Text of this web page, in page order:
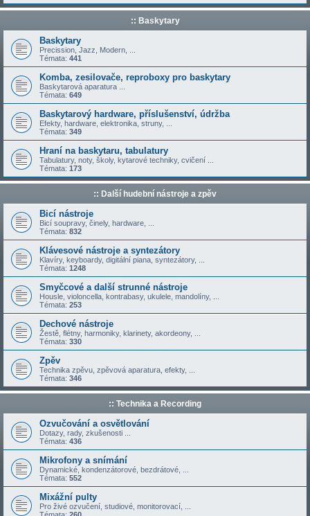
:: Baskytary
Baskytary
Precission, Jazz, Modern, ...
Témata: 441
Komba, zesilovače, reproboxy pro baskytary
Baskytarová aparatura ...
Témata: 649
Baskytarový hardware, příslušenství, údržba
Efekty, hardware, elektronika, struny, ...
Témata: 349
Hraní na baskytaru, tabulatury
Tabulatury, noty, školy, kytarové techniky, cvičení ...
Témata: 173
:: Další hudební nástroje a zpěv
Bicí nástroje
Bicí soupravy, činely, hardware, ...
Témata: 832
Klávesové nástroje a syntezátory
Klavíry, keyboardy, digitální piana, syntezátory, ...
Témata: 1248
Smyčcové a další strunné nástroje
Housle, violoncella, kontrabasy, ukulele, mandolíny, ...
Témata: 253
Dechové nástroje
Žestě, flétny, harmoniky, klarinety, akordeony, ...
Témata: 330
Zpěv
Technika zpěvu, zpěvová aparatura, efekty, ...
Témata: 346
:: Technika a Recording
Ozvučování a osvětlování
Dotazy, rady, zkušenosti ...
Témata: 436
Mikrofony a snímání
Dynamické, kondenzátorové, bezdrátové, ...
Témata: 552
Mixážní pulty
Pro živé ozvučení, studiové, monitorovací, ...